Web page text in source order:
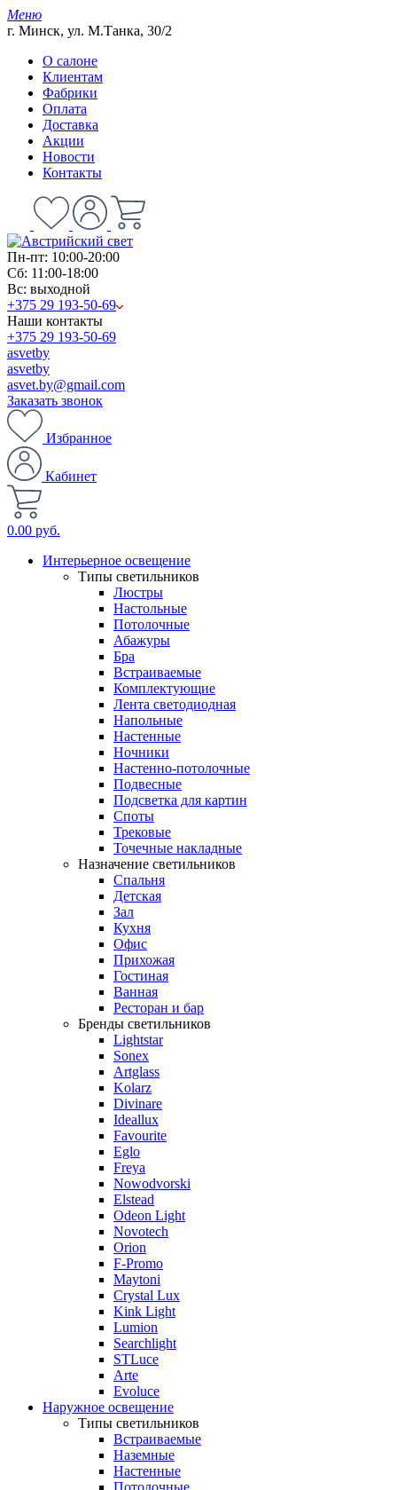
Меню
г. Минск, ул. М.Танка, 30/2
О салоне
Клиентам
Фабрики
Оплата
Доставка
Акции
Новости
Контакты
Пн-пт: 10:00-20:00
Сб: 11:00-18:00
Вс: выходной
+375 29 193-50-69
Наши контакты
+375 29 193-50-69
asvetby
asvetby
asvet.by@gmail.com
Заказать звонок
Избранное
Кабинет
0.00 руб.
Интерьерное освещение
Типы светильников
Люстры
Настольные
Потолочные
Абажуры
Бра
Встраиваемые
Комплектующие
Лента светодиодная
Напольные
Настенные
Ночники
Настенно-потолочные
Подвесные
Подсветка для картин
Споты
Трековые
Точечные накладные
Назначение светильников
Спальня
Детская
Зал
Кухня
Офис
Прихожая
Гостиная
Ванная
Ресторан и бар
Бренды светильников
Lightstar
Sonex
Artglass
Kolarz
Divinare
Ideallux
Favourite
Eglo
Freya
Nowodvorski
Elstead
Odeon Light
Novotech
Orion
F-Promo
Maytoni
Crystal Lux
Kink Light
Lumion
Searchlight
STLuce
Arte
Evoluce
Наружное освещение
Типы светильников
Встраиваемые
Наземные
Настенные
Потолочные